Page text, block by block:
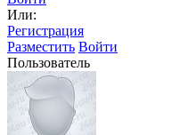
Или:
Регистрация
Разместить Войти
Пользователь